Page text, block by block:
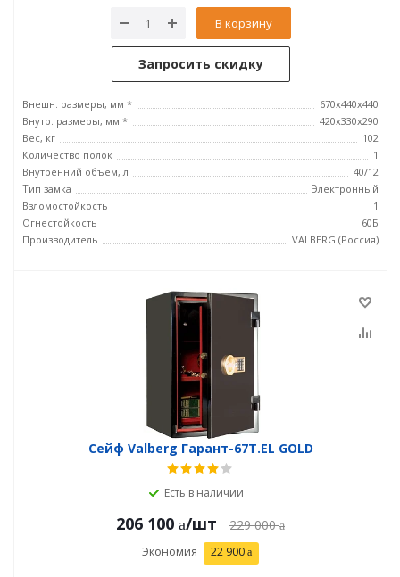
В корзину
Запросить скидку
Внешн. размеры, мм *
670x440x440
Внутр. размеры, мм *
420х330х290
Вес, кг
102
Количество полок
1
Внутренний объем, л
40/12
Тип замка
Электронный
Взломостойкость
1
Огнестойкость
60Б
Производитель
VALBERG (Россия)
Сейф Valberg Гарант-67T.EL GOLD
Есть в наличии
206 100 /шт 229 000
Экономия 22 900